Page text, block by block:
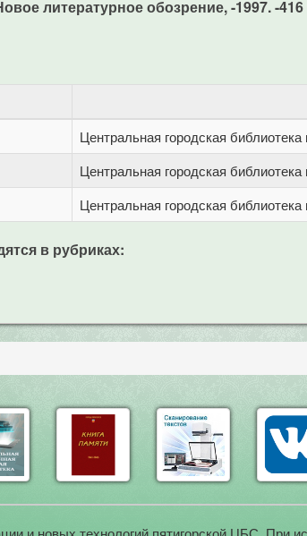
литературное обозрение, -1997. -416
Центральная городская
Центральная городская
Центральная городская
в рубриках: